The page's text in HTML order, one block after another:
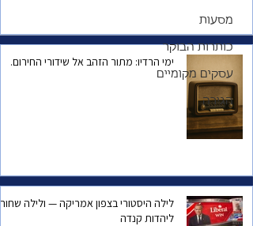
מסעות
כותרות הבוקר
עסקים מקומיים
הגירה
מכפית של זהב לפת
לחם | עלייתו נפילתו
והשיעור שלמד איזי
רוזוב
ימי הרדיו: מתור הזהב אל שידורי החירום.
לילה היסטורי בצפון אמריקה — ולילה שחור
ליהדות קנדה